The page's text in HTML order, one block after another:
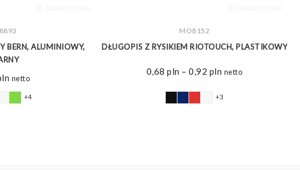
WIĘCEJ
BERN, ALUMINIOWY,
netto
+4
ZOBACZ WIĘCEJ
MO8152
DŁUGOPIS Z RYSIKIEM RIOTOUCH, PLASTIKOWY
0,68pln – 0,92 pln Zakres
0,68 pln
netto
+3